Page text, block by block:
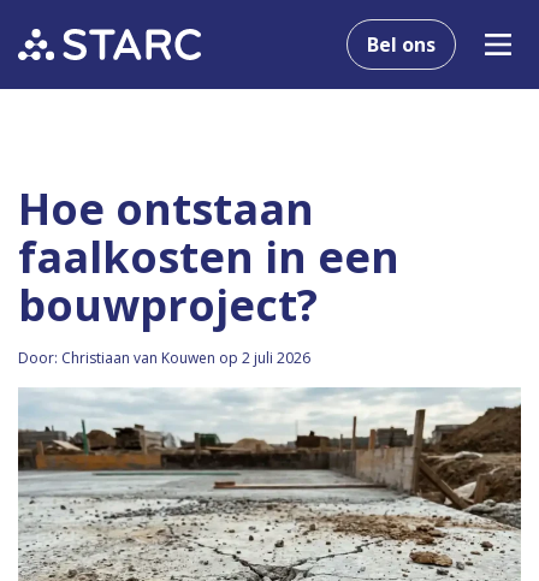
Bel ons
Hoe ontstaan
faalkosten in een
bouwproject?
Door: Christiaan van Kouwen op 2 juli 2026